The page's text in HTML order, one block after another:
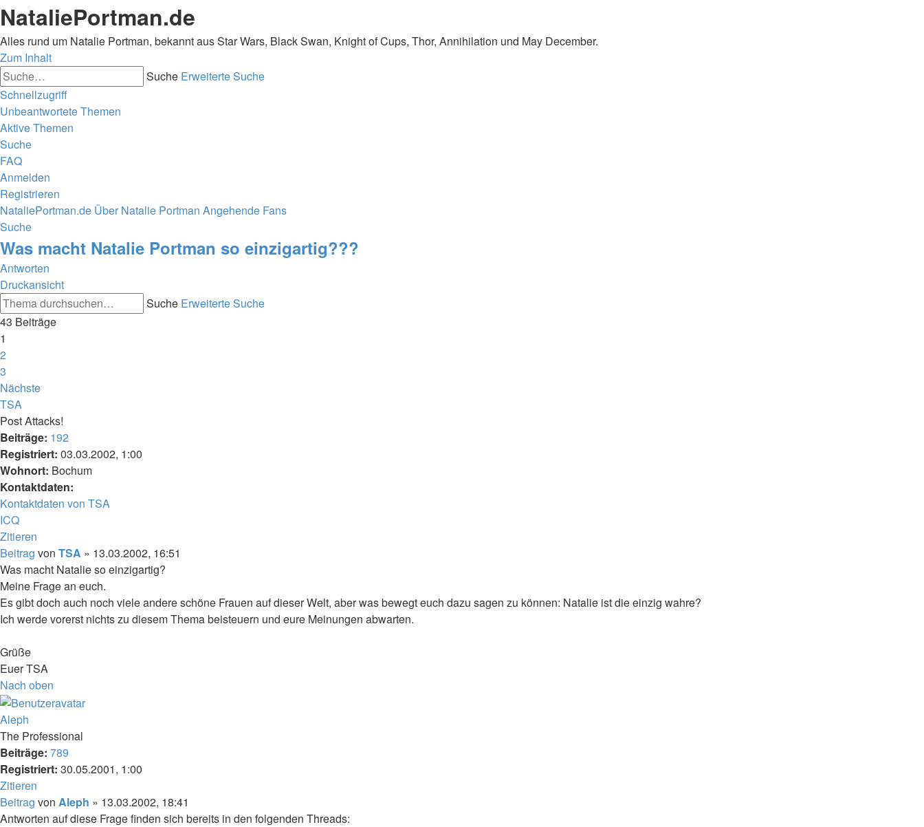
NataliePortman.de
Alles rund um Natalie Portman, bekannt aus Star Wars, Black Swan, Knight of Cups, Thor, Annihilation und May December.
Zum Inhalt
Suche Erweiterte Suche
Schnellzugriff
Unbeantwortete Themen
Aktive Themen
Suche
FAQ
Anmelden
Registrieren
NataliePortman.de Über Natalie Portman Angehende Fans
Suche
Was macht Natalie Portman so einzigartig???
Antworten
Druckansicht
Suche Erweiterte Suche
43 Beiträge
1
2
3
Nächste
TSA
Post Attacks!
Beiträge: 192
Registriert: 03.03.2002, 1:00
Wohnort: Bochum
Kontaktdaten:
Kontaktdaten von TSA
ICQ
Zitieren
Beitrag von TSA » 13.03.2002, 16:51
Was macht Natalie so einzigartig?
Meine Frage an euch.
Es gibt doch auch noch viele andere schöne Frauen auf dieser Welt, aber was bewegt euch dazu sagen zu können: Natalie ist die einzig wahre?
Ich werde vorerst nichts zu diesem Thema beisteuern und eure Meinungen abwarten.
Grüße
Euer TSA
Nach oben
Aleph
The Professional
Beiträge: 789
Registriert: 30.05.2001, 1:00
Zitieren
Beitrag von Aleph » 13.03.2002, 18:41
Antworten auf diese Frage finden sich bereits in den folgenden Threads: